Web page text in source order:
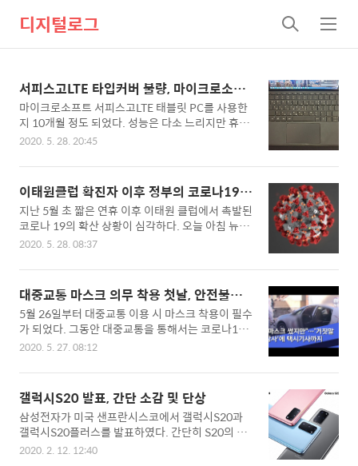
디지털로그
검
색
메
뉴
서피스고LTE 타입커버 불량, 마이크로소프
트의 황당한 서비스
마이크로소프트 서피스고LTE 태블릿 PC를 사용한
지 10개월 정도 되었다. 성능은 다소 느리지만 휴대
성이 좋고 LTE 통신이 지원되어 어디서나 신속하게
이다. 구매 당시 액정보호와 입력의 편의를 위해 타
입커버를 같이 구매하였는데 생각과 달리 정말 계륵
같은 존재였다. 일반 노트북과 달리 커버에 키보드
가 제공되는 것이라 사용에 제약이 있어 불편할 것
이라는 점은 어느 정도 감안은 했지만 실제 사용해
보니 생각보다 많이 불편하다는 것을 알게 되었다.
가능하다는 점이다. 상황에 따라 노트북처럼 무릎에
올려놓고 쓰거나 하는 편의성은 기대하기 힘들다.
물론 터치 키보드를 활용하면 더 효율성이 높을 수
있지만 작은 화면에..
2020. 5. 28. 20:45
이태원클럽 확진자 이후 정부의 코로나19
대응이 불안하다.
지난 5월 초 짧은 연휴 이후 이태원 클럽에서 촉발된
코로나 19의 확산 상황이 심각하다. 오늘 아침 뉴스
보도를 보니 쿠팡 및 유베이스 등 대규모 사업장에
이는 상황이다. 매일 보건복지부에서 발표되는 확진
자 수치로만 보면 현 상황은 심각한 수준은 아닐 수
있다. 한 때 신천지로 인해 하루 몇 백 명씩 확진자가
늘었던 상황에 비추어 보면 지금은 방역 당국이 잘
관리하고 있는 것처럼 보일 수 있다. 그러나 이태원
확진자 발생이후 정부의 대응을 보면 과연 코로나 1
안 밝혀진 코로나19의 특징은 유사한 코로나 바이
러스인 사스와 메르스와는 다른 성격을 가지고 있
다. 잠복기와 무증상 상태에서 감염이 이루어진다는
점이다..
2020. 5. 28. 08:37
대중교통 마스크 의무 착용 첫날, 안전불감
증인가?
5월 26일부터 대중교통 이용 시 마스크 착용이 필수
가 되었다. 그동안 대중교통을 통해서는 코로나19
감염 확산 사례가 없다 보니 방역당국에서 특별한
용이 시행 중이었다. 최근 이태원 발 코로나19의 확
산세가 심상치 않자 방역당국은 부랴부랴 대중교통
의 마스크 착용을 의무화하였다. 첫날인 어제 출퇴
근 시, 그리고 택시를 이용하면서 현장에서는 마스
크 의무 착용이 잘 지켜질까 의구심이 들었는데 역
시나 시민의식의 부재 그리고 안전불감증은 여전히
2020. 5. 27. 08:12
갤럭시S20 발표, 간단 소감 및 단상
삼성전자가 미국 샌프란시스코에서 갤럭시S20과
갤럭시S20플러스를 발표하였다. 간단히 S20의 스
펙을 살펴보면 거의 괴물 스펙을 탑재하고 있고 안
2020. 2. 12. 12:40